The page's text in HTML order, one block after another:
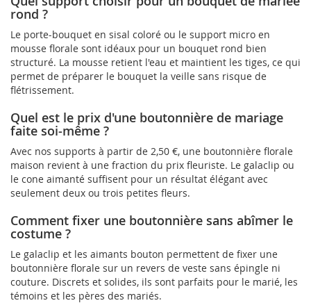
rond ?
Le porte-bouquet en sisal coloré ou le support micro en
mousse florale sont idéaux pour un bouquet rond bien
structuré. La mousse retient l'eau et maintient les tiges, ce qui
permet de préparer le bouquet la veille sans risque de
flétrissement.
Quel est le prix d'une boutonnière de mariage
faite soi-même ?
Avec nos supports à partir de 2,50 €, une boutonnière florale
maison revient à une fraction du prix fleuriste. Le galaclip ou
le cone aimanté suffisent pour un résultat élégant avec
seulement deux ou trois petites fleurs.
Comment fixer une boutonnière sans abîmer le
costume ?
Le galaclip et les aimants bouton permettent de fixer une
boutonnière florale sur un revers de veste sans épingle ni
couture. Discrets et solides, ils sont parfaits pour le marié, les
témoins et les pères des mariés.